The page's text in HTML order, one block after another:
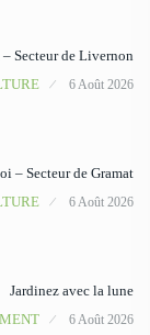
Secteur de Livernon
6 Août 2026
– Secteur de Gramat
6 Août 2026
Jardinez avec la lune
6 Août 2026